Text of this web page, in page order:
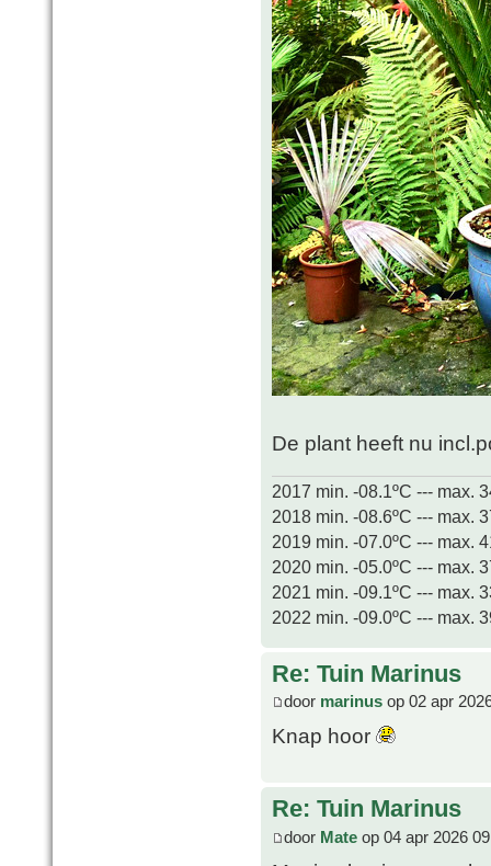
De plant heeft nu
2017 min. -08.1ºC --- max.
2018 min. -08.6ºC --- max.
2019 min. -07.0ºC --- max.
2020 min. -05.0ºC --- max.
2021 min. -09.1ºC --- max.
2022 min. -09.0ºC --- max.
Re: Tuin Marinus
door marinus op 02 apr
Knap hoor
Re: Tuin Marinus
door Mate op 04 apr 2026